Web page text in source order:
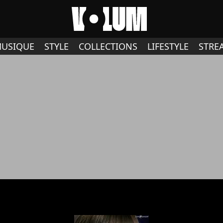
STYLE COLLECTIONS LIFESTYLE